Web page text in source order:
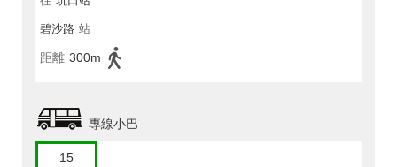
碧沙路 站
距離 300m
專線小巴
15